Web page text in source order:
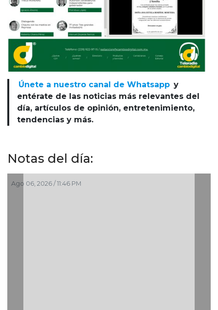
Únete a nuestro canal de Whatsapp y
entérate de las noticias más relevantes del
día, artículos de opinión, entretenimiento,
tendencias y más.
Notas del día:
PM